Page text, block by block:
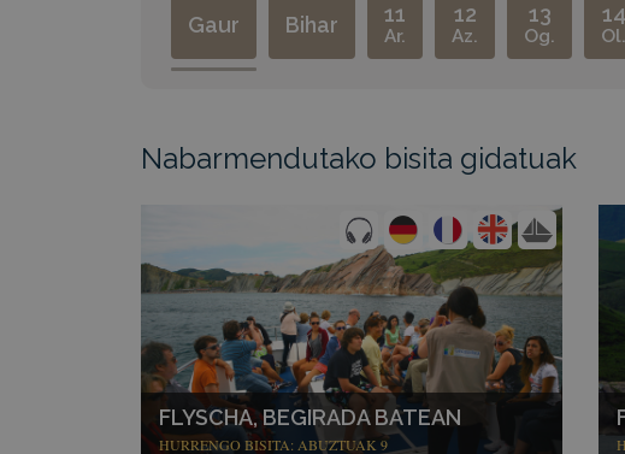
Gaur Bihar 11
Ar.
12
Az.
13
Og.
14
Ol.
Nabarmendutako bisita gidatuak
FLYSCHA, BEGIRADA BATEAN
HURRENGO BISITA: ABUZTUAK 9